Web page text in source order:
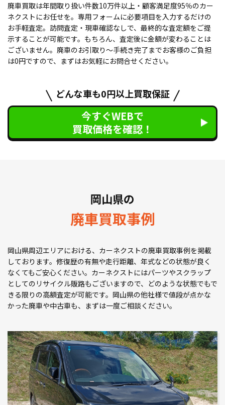
廃車買取は年間取り扱い件数10万件以上・顧客満足度95％のカー
ネクストにお任せを。専用フォームに必要項目を入力するだけの
お手軽査定。訪問査定・現車確認なしで、最終的な査定額をご提
示することが可能です。もちろん、査定後に金額が変わることは
ございません。廃車のお引取り〜手続き完了までお客様のご負担
は0円ですので、まずはお気軽にお問合せください。
どんな車も0円以上買取保証
今すぐWEBで
買取価格を確認！
岡山県の
廃車買取事例
岡山県周辺エリアにおける、カーネクストの廃車買取事例を掲載
しております。修復歴の有無や走行距離、年式などの状態が良く
なくてもご安心ください。カーネクストにはパーツやスクラップ
としてのリサイクル販路もございますので、どのような状態でもで
きる限りの高額査定が可能です。岡山県の他社様で値段が点かな
かった廃車や中古車も、まずは一度ご相談ください。